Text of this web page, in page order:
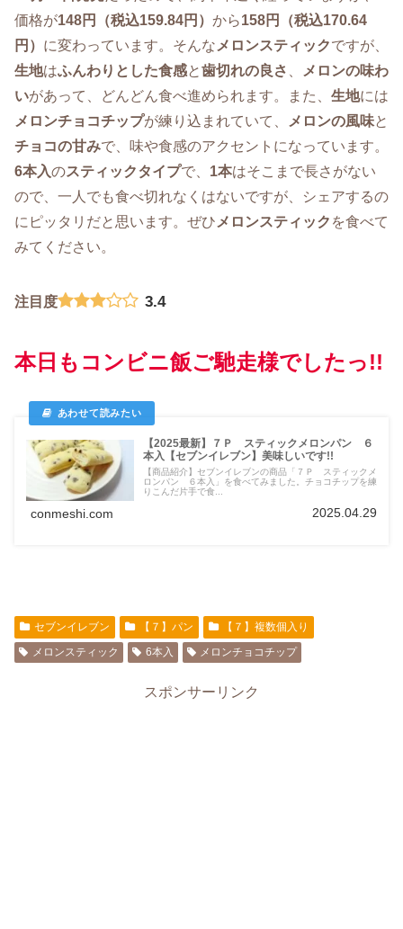
価格が148円（税込159.84円） から158円（税込170.64
円） に変わっています。そんなメロンスティックですが、
生地はふんわりとした食感と歯切れの良さ 、 メロンの味わ
いがあって、どんどん食べ進められます。また、 生地には
メロンチョコチップが練り込まれていて、 メロンの風味と
チョコの甘みで、味や食感のアクセントになっています。
6本入のスティックタイプで、 1本はそこまで長さがない
ので、一人でも食べ切れなくはないですが、シェアするの
にピッタリだと思います。ぜひメロンスティック を食べて
みてください。
注目度 3.4
本日もコンビニ飯ご馳走様でしたっ!!
【2025最新】７Ｐ スティックメロンパン ６
本入【セブンイレブン】美味しいです!!
【商品紹介】セブンイレブンの商品「７Ｐ スティックメ
ロンパン ６本入」を食べてみました。チョコチップを練
りこんだ片手で食...
conmeshi.com 2025.04.29
セブンイレブン 【７】パン
【７】複数個入り
メロンスティック
6本入 メロンチョコチップ
スポンサーリンク